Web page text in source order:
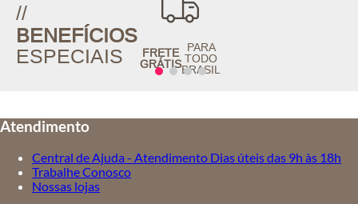
//
BENEFÍCIOS
ESPECIAIS
FRETE
GRÁTIS
PARA
TODO
BRASIL
Atendimento
Central de Ajuda - Atendimento Dias úteis das 9h às 18h
Trabalhe Conosco
Nossas lojas